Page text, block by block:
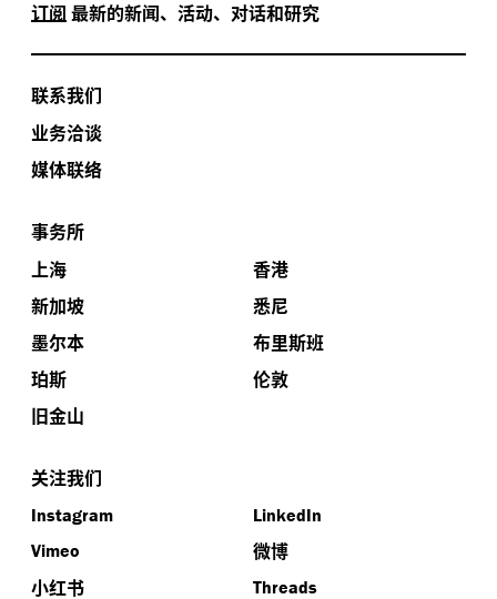
订阅 最新的新闻、活动、对话和研究
联系我们
业务洽谈
媒体联络
事务所
上海
香港
新加坡
悉尼
墨尔本
布里斯班
珀斯
伦敦
旧金山
关注我们
Instagram
LinkedIn
Vimeo
微博
小红书
Threads